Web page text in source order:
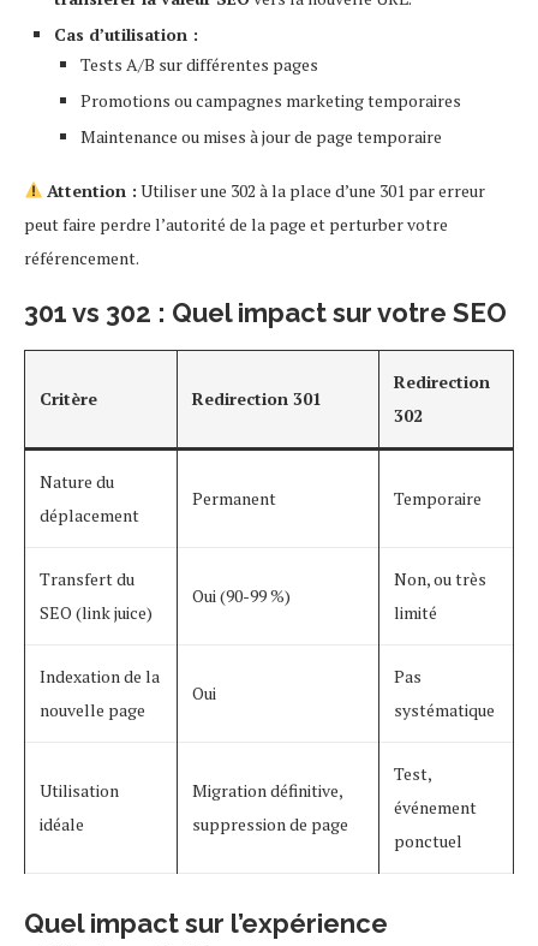
Cas d’utilisation :
Tests A/B sur différentes pages
Promotions ou campagnes marketing temporaires
Maintenance ou mises à jour de page temporaire
Attention : Utiliser une 302 à la place d’une 301 par erreur
peut faire perdre l’autorité de la page et perturber votre
référencement.
301 vs 302 : Quel impact sur votre SEO
Critère Redirection 301
Redirection
302
Nature du
déplacement
Permanent Temporaire
Transfert du
SEO (link juice)
Oui (90-99 %)
Non, ou très
limité
Indexation de la
nouvelle page
Oui
Pas
systématique
Utilisation
idéale
Migration définitive,
suppression de page
Test,
événement
ponctuel
Quel impact sur l’expérience